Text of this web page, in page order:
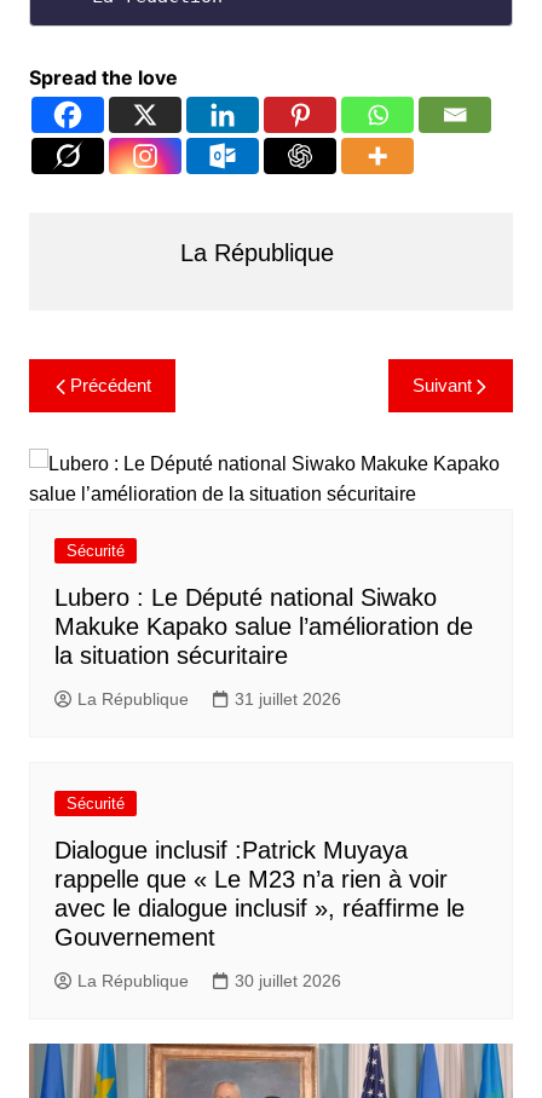
Spread the love
La République
Précédent Suivant
Sécurité
Lubero : Le Député national Siwako
Makuke Kapako salue l’amélioration de
la situation sécuritaire
La République 31 juillet 2026
Sécurité
Dialogue inclusif :Patrick Muyaya
rappelle que « Le M23 n’a rien à voir
avec le dialogue inclusif », réaffirme le
Gouvernement
La République 30 juillet 2026